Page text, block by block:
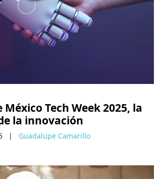
México Tech Week 2025, la
la innovación
| Guadalupe Camarillo